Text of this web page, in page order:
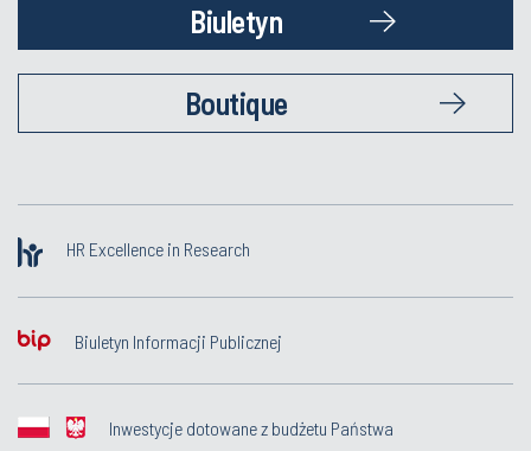
Biuletyn
Boutique
HR Excellence in Research
Biuletyn Informacji Publicznej
Inwestycje dotowane z budżetu Państwa